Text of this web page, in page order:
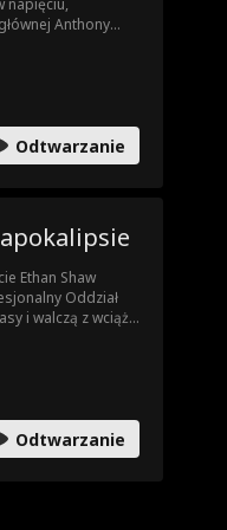
napięciu,
Anthony
Odtwarzanie
Ethan Shaw
Oddział
i walczą z wciąż
Odtwarzanie